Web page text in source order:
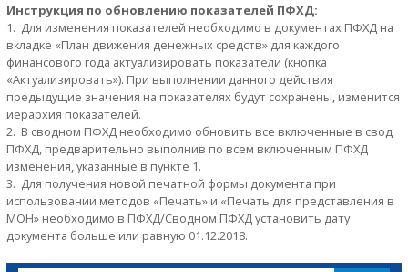
Инструкция по обновлению показателей ПФХД:
1. Для изменения показателей необходимо в документах ПФХД на
вкладке «План движения денежных средств» для каждого
финансового года актуализировать показатели (кнопка
«Актуализировать»). При выполнении данного действия
предыдущие значения на показателях будут сохранены, изменится
иерархия показателей.
2. В сводном ПФХД необходимо обновить все включенные в свод
ПФХД, предварительно выполнив по всем включенным ПФХД
изменения, указанные в пункте 1.
3. Для получения новой печатной формы документа при
использовании методов «Печать» и «Печать для представления в
МОН» необходимо в ПФХД/Сводном ПФХД установить дату
документа больше или равную 01.12.2018.